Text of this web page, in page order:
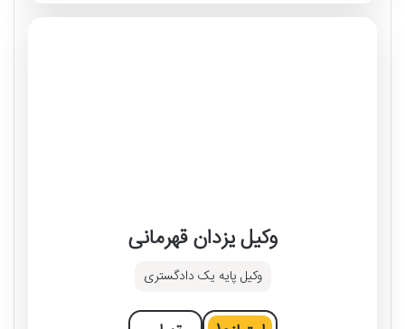
وکیل یزدان قهرمانی
وکیل پایه یک دادگستری